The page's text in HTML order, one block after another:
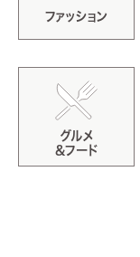
ファッション
グルメ
&フード